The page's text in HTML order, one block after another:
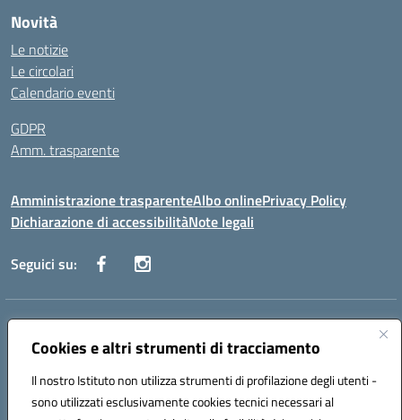
Cookies e altri strumenti di tracciamento
Il nostro Istituto non utilizza strumenti di profilazione degli utenti -
sono utilizzati esclusivamente cookies tecnici necessari al
Novità
Le notizie
Le circolari
Calendario eventi
GDPR
Amm. trasparente
Amministrazione trasparenteAlbo onlinePrivacy Policy
Dichiarazione di accessibilitàNote legali
Seguici su:
Indirizzo:
Centralino:+39 080 2446680 Email:baic882008@istruzione.it
Codice fiscale: 80023470729
Codice meccanografico:
BAIC882008